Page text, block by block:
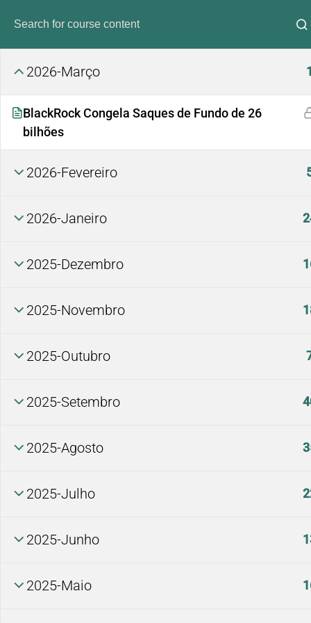
2026-Março 1
BlackRock Congela Saques de Fundo de 26
bilhões
2026-Fevereiro
2026-Janeiro
2025-Dezembro
2025-Novembro
2025-Outubro
2025-Setembro
2025-Agosto
2025-Julho
2025-Junho
2025-Maio